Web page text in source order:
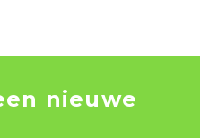
nieuwe